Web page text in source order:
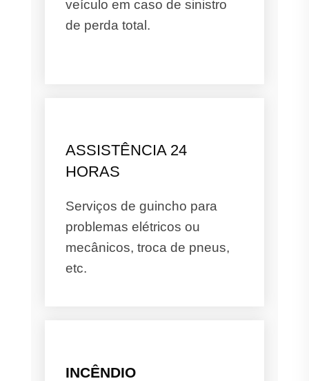
veículo em caso de sinistro
de perda total.
ASSISTÊNCIA 24
HORAS
Serviços de guincho para
problemas elétricos ou
mecânicos, troca de pneus,
etc.
INCÊNDIO